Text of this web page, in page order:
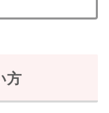
方